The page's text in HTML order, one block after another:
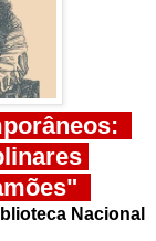
Nacional